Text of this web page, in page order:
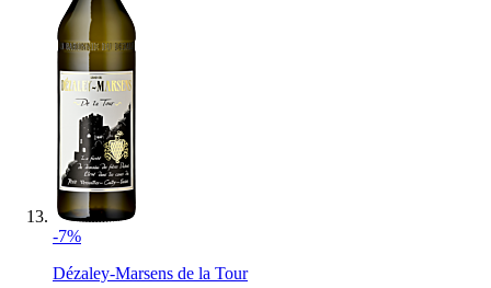
-7%
Dézaley-Marsens de la Tour